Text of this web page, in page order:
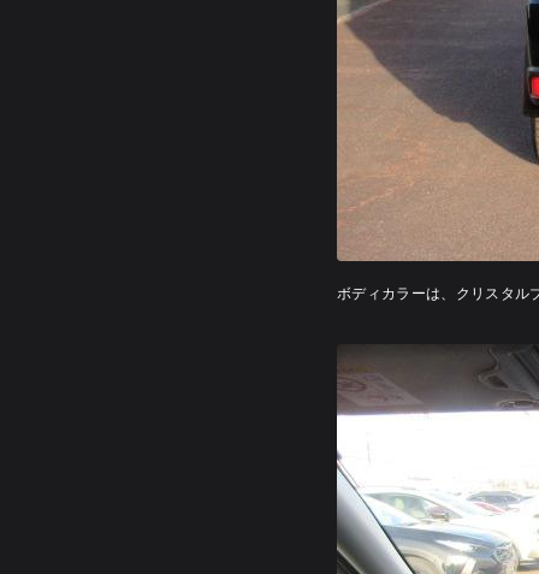
ボディカラーは、